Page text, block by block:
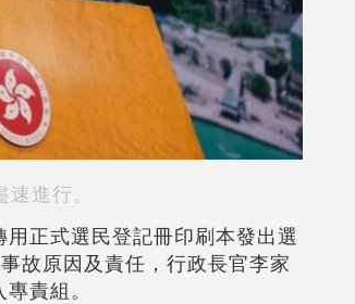
進行。
正式選民登記冊印刷本發出選
故原因及責任，行政長官李家
責組。